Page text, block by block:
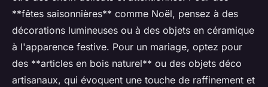
**fêtes saisonnières** comme Noël, pensez à des
décorations lumineuses ou à des objets en céramique
à l'apparence festive. Pour un mariage, optez pour
des **articles en bois naturel** ou des objets déco
artisanaux, qui évoquent une touche de raffinement et